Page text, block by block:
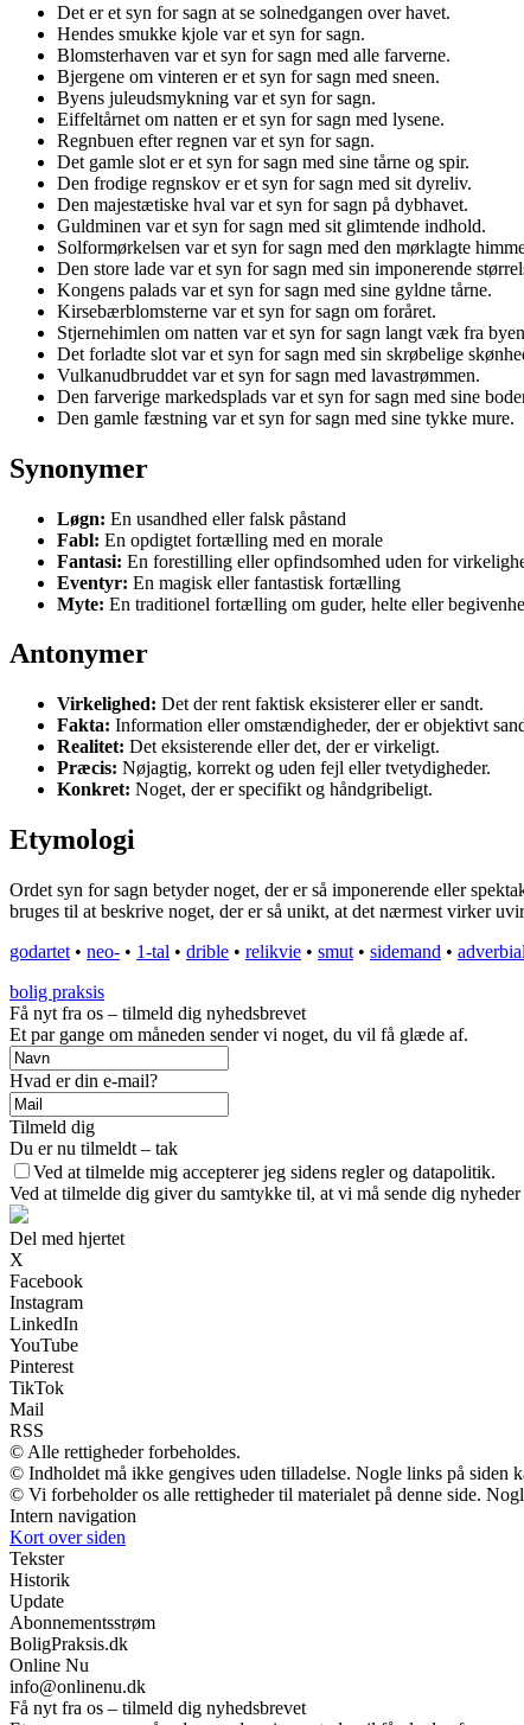
Det er et syn for sagn at se solnedgangen over havet.
Hendes smukke kjole var et syn for sagn.
Blomsterhaven var et syn for sagn med alle farverne.
Bjergene om vinteren er et syn for sagn med sneen.
Byens juleudsmykning var et syn for sagn.
Eiffeltårnet om natten er et syn for sagn med lysene.
Regnbuen efter regnen var et syn for sagn.
Det gamle slot er et syn for sagn med sine tårne og spir.
Den frodige regnskov er et syn for sagn med sit dyreliv.
Den majestætiske hval var et syn for sagn på dybhavet.
Guldminen var et syn for sagn med sit glimtende indhold.
Solformørkelsen var et syn for sagn med den mørklagte
Den store lade var et syn for sagn med sin imponerende
Kongens palads var et syn for sagn med sine gyldne tårne.
Kirsebærblomsterne var et syn for sagn om foråret.
Stjernehimlen om natten var et syn for sagn langt væk fra
Det forladte slot var et syn for sagn med sin skrøbelige
Vulkanudbruddet var et syn for sagn med lavastrømmen.
Den farverige markedsplads var et syn for sagn med sine
Den gamle fæstning var et syn for sagn med sine tykke mure.
Synonymer
Løgn: En usandhed eller falsk påstand
Fabl: En opdigtet fortælling med en morale
Fantasi: En forestilling eller opfindsomhed uden for
Eventyr: En magisk eller fantastisk fortælling
Myte: En traditionel fortælling om guder, helte eller
Antonymer
Virkelighed: Det der rent faktisk eksisterer eller er sandt.
Fakta: Information eller omstændigheder, der er objektivt
Realitet: Det eksisterende eller det, der er virkeligt.
Præcis: Nøjagtig, korrekt og uden fejl eller tvetydigheder.
Konkret: Noget, der er specifikt og håndgribeligt.
Etymologi
Ordet syn for sagn betyder noget, der er så imponerende eller
bruges til at beskrive noget, der er så unikt, at det nærmest virker
godartet • neo- • 1-tal • drible • relikvie • smut • sidemand •
bolig praksis
Få nyt fra os – tilmeld dig nyhedsbrevet
Et par gange om måneden sender vi noget, du vil få glæde af.
Hvad er din e-mail?
Tilmeld dig
Du er nu tilmeldt – tak
Ved at tilmelde mig accepterer jeg sidens regler og datapolitik.
Ved at tilmelde dig giver du samtykke til, at vi må sende dig
Del med hjertet
X
Facebook
Instagram
LinkedIn
YouTube
Pinterest
TikTok
Mail
RSS
© Alle rettigheder forbeholdes.
© Indholdet må ikke gengives uden tilladelse. Nogle links på siden
© Vi forbeholder os alle rettigheder til materialet på denne side.
Intern navigation
Kort over siden
Tekster
Historik
Update
Abonnementsstrøm
BoligPraksis.dk
Online Nu
info@onlinenu.dk
Få nyt fra os – tilmeld dig nyhedsbrevet